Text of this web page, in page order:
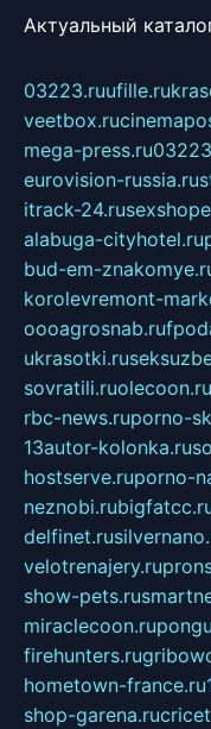
Актуальный
03223.ruufille.ru
veetbox.ru
mega-press.ru
eurovision-russia.ru
itrack-24.ru
alabuga-cityhotel.ru
bud-em-
korolevremont-
oooagrosnab.ru
ukrasotki.ru
sovratili.ruolecoon.ru
rbc-news.ruporno-
13autor-kolonka.ru
hostserve.ruporno-
neznobi.ru
delfinet.ru
velotrenajery.ru
show-pets.ru
miraclecoon.ru
firehunters.ru
hometown-france.ru
shop-garena.ru